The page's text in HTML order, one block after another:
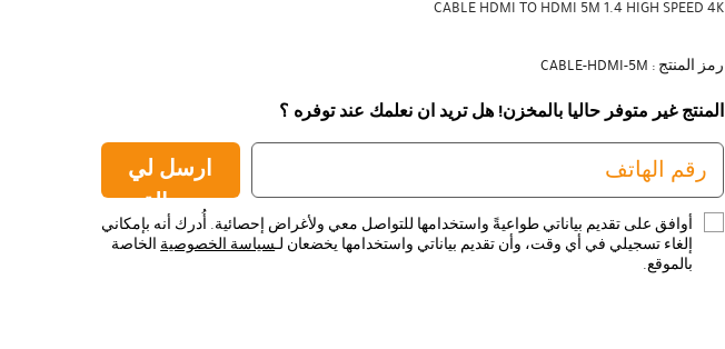
CABLE HDMI TO HDMI 5M 1.4 HIGH SPEED 4K
رمز المنتج : CABLE-HDMI-5M
المنتج غير متوفر حاليا بالمخزن! هل تريد ان نعلمك عند توفره ؟
ارسل لي
رسالة
أوافق على تقديم بياناتي طواعيةً واستخدامها للتواصل معي ولأغراض إحصائية. أُدرك أنه بإمكاني
إلغاء تسجيلي في أي وقت، وأن تقديم بياناتي واستخدامها يخضعان لـسياسة الخصوصيةالخاصة
بالموقع.